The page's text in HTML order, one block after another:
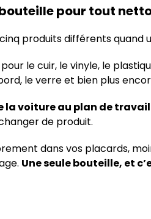
bouteille pour tout
produits différents quand
le cuir, le vinyle, le
le verre et bien plus
la voiture au plan de travail
de produit.
dans vos placards,
Une seule bouteille, et